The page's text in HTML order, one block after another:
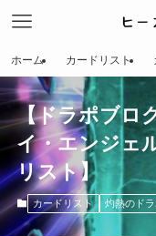
ホーム カードリスト
【ドラポブロ
イ・エンジェ
リスト】
カードリスト 灼熱のド